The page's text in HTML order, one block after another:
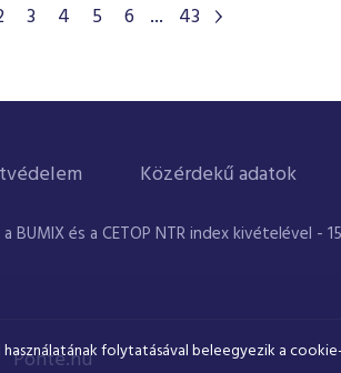
3 4 5 6 ... 43
Közérdekű adatok
és a CETOP NTR index kivételével -
Ponte.hu folytatásával beleegyezik a